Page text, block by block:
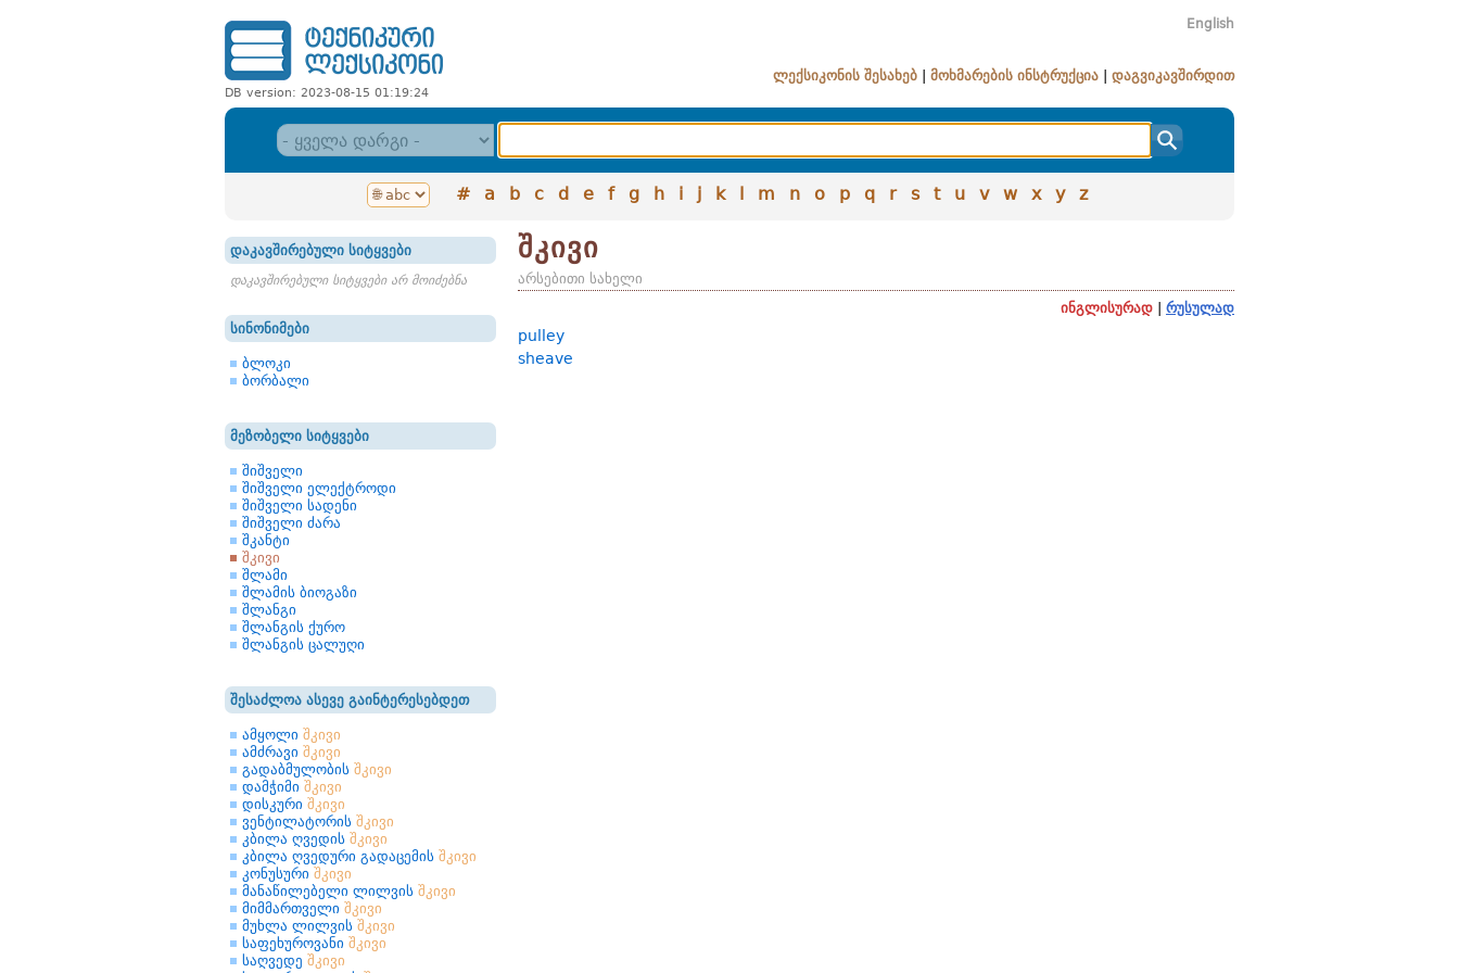
DB version: 2023-08-15 01:19:24
English
ლექსიკონის შესახებ მოხმარების ინსტრუქცია დაგვიკავშირდით
# a b c d e f g h i j k l m n o p q r s t u v w x y z
დაკავშირებული სიტყვები
დაკავშირებული სიტყვები არ მოიძებნა
სინონიმები
ბლოკი
ბორბალი
მეზობელი სიტყვები
შიშველი
შიშველი ელექტროდი
შიშველი სადენი
შიშველი ძარა
შკანტი
შკივი
შლამი
შლამის ბიოგაზი
შლანგი
შლანგის ქურო
შლანგის ცალუღი
შესაძლოა ასევე გაინტერესებდეთ
ამყოლი შკივი
ამძრავი შკივი
გადაბმულობის შკივი
დამჭიმი შკივი
დისკური შკივი
ვენტილატორის შკივი
კბილა ღვედის შკივი
კბილა ღვედური გადაცემის შკივი
კონუსური შკივი
მანაწილებელი ლილვის შკივი
მიმმართველი შკივი
მუხლა ლილვის შკივი
საფეხუროვანი შკივი
საღვედე შკივი
შკივი
არსებითი სახელი
ინგლისურად
რუსულად
pulley
sheave